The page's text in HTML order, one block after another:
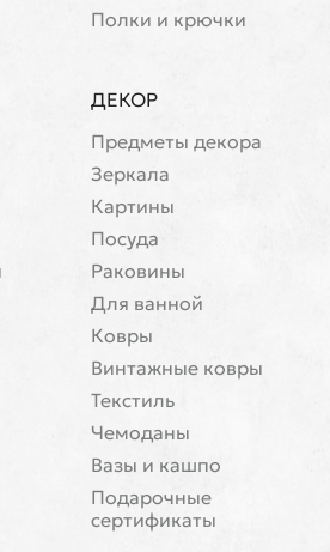
Полки и крючки
ДЕКОР
Предметы декора
Зеркала
Картины
Посуда
Раковины
Для ванной
Ковры
Винтажные ковры
Текстиль
Чемоданы
Вазы и кашпо
Подарочные
сертификаты